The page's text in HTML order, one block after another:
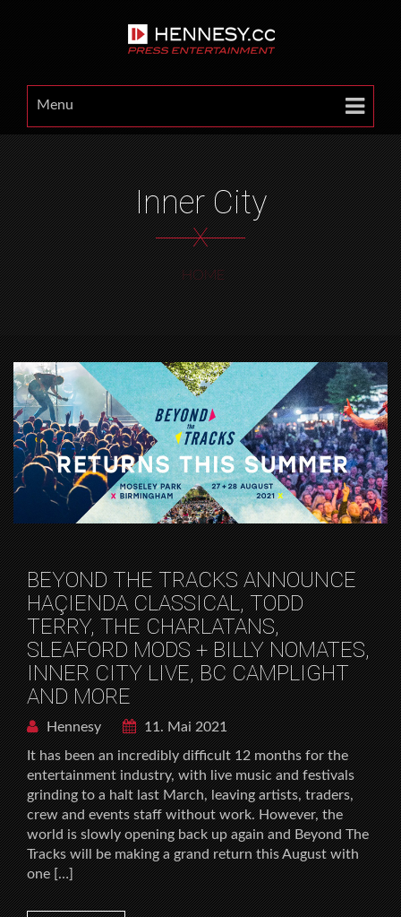
Menu
Inner City
X
HOME
BEYOND THE TRACKS ANNOUNCE
HAÇIENDA CLASSICAL, TODD
TERRY, THE CHARLATANS,
SLEAFORD MODS + BILLY NOMATES,
INNER CITY LIVE, BC CAMPLIGHT
AND MORE
Hennesy
11. Mai 2021
It has been an incredibly difficult 12 months for the
entertainment industry, with live music and festivals
grinding to a halt last March, leaving artists, traders,
crew and events staff without work. However, the
world is slowly opening back up again and Beyond The
Tracks will be making a grand return this August with
one […]